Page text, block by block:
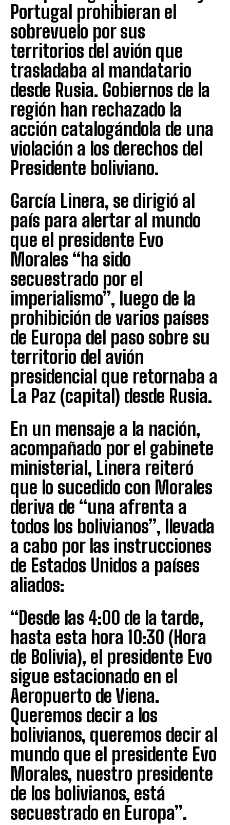
Portugal prohibieran el
sobrevuelo por sus
territorios del avión que
trasladaba al mandatario
desde Rusia. Gobiernos de la
región han rechazado la
acción catalogándola de una
violación a los derechos del
Presidente boliviano.
García Linera, se dirigió al
país para alertar al mundo
que el presidente Evo
Morales “ha sido
secuestrado por el
imperialismo”, luego de la
prohibición de varios países
de Europa del paso sobre su
territorio del avión
presidencial que retornaba a
La Paz (capital) desde Rusia.
En un mensaje a la nación,
acompañado por el gabinete
ministerial, Linera reiteró
que lo sucedido con Morales
deriva de “una afrenta a
todos los bolivianos”, llevada
a cabo por las instrucciones
de Estados Unidos a países
aliados:
“Desde las 4:00 de la tarde,
hasta esta hora 10:30 (Hora
de Bolivia), el presidente Evo
sigue estacionado en el
Aeropuerto de Viena.
Queremos decir a los
bolivianos, queremos decir al
mundo que el presidente Evo
Morales, nuestro presidente
de los bolivianos, está
secuestrado en Europa”.